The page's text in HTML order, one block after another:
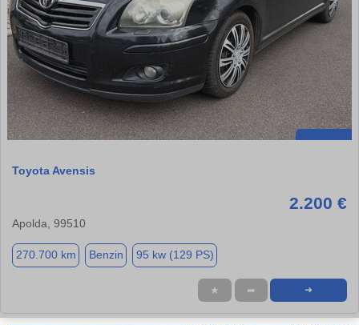
Toyota Avensis
2.200 €
Apolda, 99510
270.700 km Benzin 95 kw (129 PS)
★ ➦ ➜